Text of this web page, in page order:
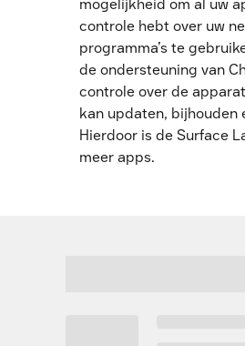
mogelijkheid om al uw
controle hebt over uw
programma’s te
de ondersteuning van
controle over de
kan updaten, bijhouden
Hierdoor is de Surface
meer apps.